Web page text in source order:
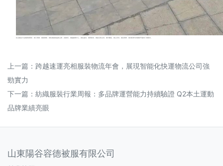
此活動由大名縣委統戰部、縣工商聯、縣新聯會、縣紡織服裝協會主辦，為期5天。縣融媒體中心、縣住建局、縣商務局、縣綜合執法局、縣中醫院、縣公安局、縣交警隊、縣消防隊等有關部門參加了開幕式。
上一篇： 跨越速運亮相服裝物流年會，展現智能化快運物流公司強
勁實力
下一篇： 紡織服裝行業周報：多品牌運營能力持續驗證 Q2本土運動
品牌業績亮眼
山東陽谷容德被服有限公司